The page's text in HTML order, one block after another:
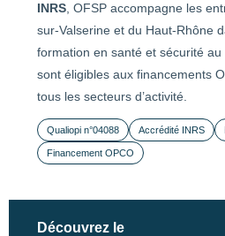
INRS , OFSP accompagne les
sur-Valserine et du Haut-Rhône
formation en santé et sécurité
sont éligibles aux financements
tous les secteurs d’activité.
Qualiopi n°04088 Accrédité INRS
Financement OPCO
Découvrez le